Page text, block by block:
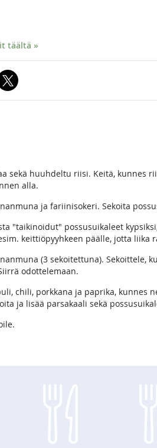
täältä »
sekä huuhdeltu riisi. Keitä, kunnes
alla.
ja fariinisokeri. Sekoita
"taikinoidut" possusuikaleet
keittiöpyyhkeen päälle, jotta liika
(3 sekoitettuna). Sekoittele,
odottelemaan.
chili, porkkana ja paprika, kunnes
ja lisää parsakaali sekä